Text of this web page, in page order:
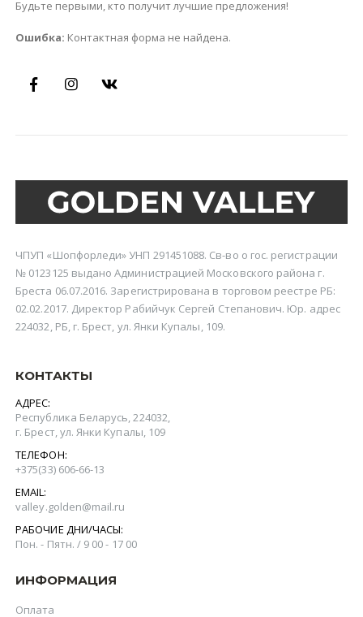
Будьте первыми, кто получит лучшие предложения!
Ошибка: Контактная форма не найдена.
ЧПУП «Шопфорледи» УНП 291451088. Св-во о гос. регистрации
№ 0123125 выдано Администрацией Московского района г.
Бреста 06.07.2016. Зарегистрирована в торговом реестре РБ:
02.02.2017. Директор Рабийчук Сергей Степанович. Юр. адрес
224032, РБ, г. Брест, ул. Янки Купалы, 109.
КОНТАКТЫ
АДРЕС:
Республика Беларусь, 224032,
г. Брест, ул. Янки Купалы, 109
ТЕЛЕФОН:
+375(‎33) 606-66-13
EMAIL:
valley.golden@mail.ru
РАБОЧИЕ ДНИ/ЧАСЫ:
Пон. - Пятн. / 9 00 - 17 00
ИНФОРМАЦИЯ
Оплата